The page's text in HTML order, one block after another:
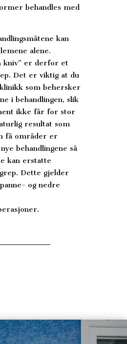
behandles med
kan
alene.
kniv” er derfor et
Det er viktig at du
som behersker
i behandlingen, slik
ikke får for stor
resultat som
få områder er
behandlingene så
kan erstatte
Dette gjelder
og nedre